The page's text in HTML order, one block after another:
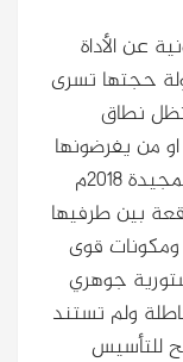
عن الأداة
حجتها تسرى
تظل نطاق
من يفرضونها
عليهم مثلما حدث عقب ثورة ديسمبر المجيدة ٢٠١٨م
بين طرفيها
ومكونات قوى
جوهري
ولم تستند
للتأسيس